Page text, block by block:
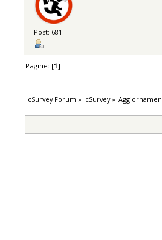
Post: 681
Pagine: [1]
cSurvey Forum » cSurvey»